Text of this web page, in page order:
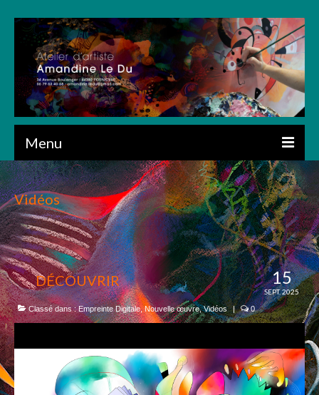
Menu
ACCUEIL
PRÉSENTATION
CRÉATIONS
ART NUMÉRIQUE
DESSIN
AUX QUATRE CHEMINS
CARRÉS MAGIQUES
PLUMES
Vidéos
15
SEPT. 2025
DÉCOUVRIR
Classé dans :Empreinte Digitale,Nouvelle œuvre,Vidéos | 0